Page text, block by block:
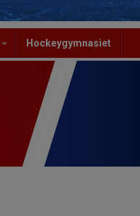
Hockeygymnasiet